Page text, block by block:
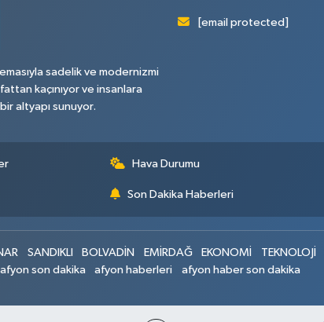
sadelik ve modernizmi
kaçınıyor ve insanlara
altyapı sunuyor.
[email protected]
Hava Durumu
Son Dakika Haberleri
SANDIKLI BOLVADİN EMİRDAĞ EKONOMİ TEKNOLOJİ
afyon son dakika afyon haberleri afyon haber son dakika